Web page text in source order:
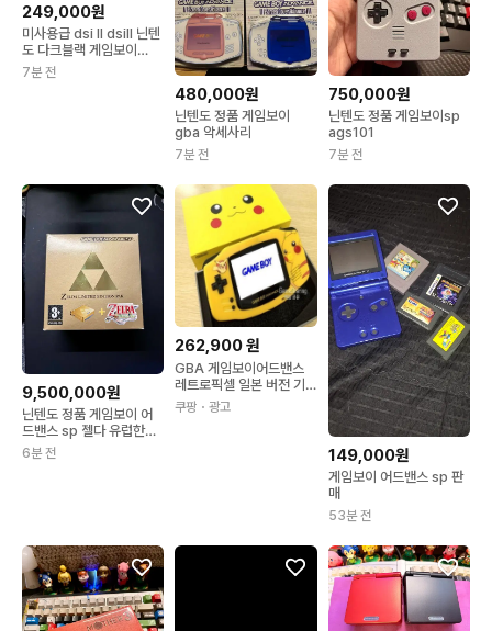
249,000원
미사용급 dsi ll dsill 닌텐
도 다크블랙 게임보이
dslite
7분 전
480,000원
닌텐도 정품 게임보이
gba 악세사리
7분 전
750,000원
닌텐도 정품 게임보이sp
ags101
7분 전
9,500,000원
닌텐도 정품 게임보이 어
드밴스 sp 젤다 유럽한정
판
6분 전
262,900원
GBA 게임보이어드밴스
레트로픽셀 일본 버전 기
본 IPS한정판피카츄
쿠팡 ・광고
149,000원
게임보이 어드밴스 sp 판
매
53분 전